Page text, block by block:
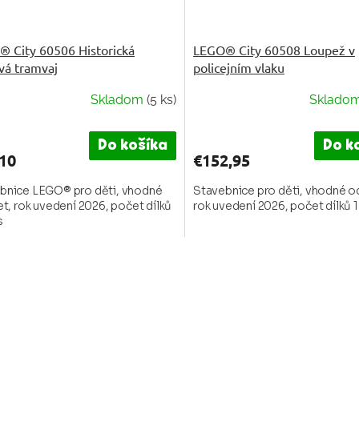
City 60506 Historická
tramvaj
Skladom (5 ks)
Do košíka
LEGO® pro děti, vhodné
rok uvedení 2026, počet dílků
LEGO® City 60508 Loupež v
policejním vlaku
€152,95
Do
Stavebnice pro děti, vhodné
rok uvedení 2026, počet dílků